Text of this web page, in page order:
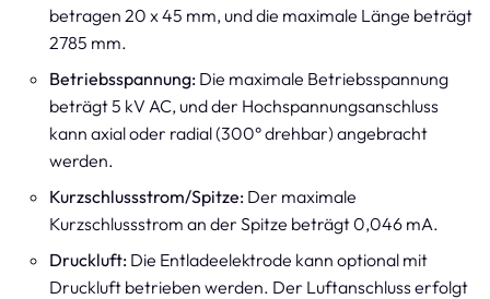
betragen 20 x 45 mm, und die maximale Länge beträgt
2785 mm.
Betriebsspannung: Die maximale Betriebsspannung
beträgt 5 kV AC, und der Hochspannungsanschluss
kann axial oder radial (300° drehbar) angebracht
werden.
Kurzschlussstrom/Spitze: Der maximale
Kurzschlussstrom an der Spitze beträgt 0,046 mA.
Druckluft: Die Entladeelektrode kann optional mit
Druckluft betrieben werden. Der Luftanschluss erfolgt